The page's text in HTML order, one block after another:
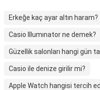
Erkeğe kaç ayar altın haram?
Casio Illumınator ne demek?
Güzellik salonları hangi gün
Casio ile denize girilir mi?
Apple Watch hangisi tercih